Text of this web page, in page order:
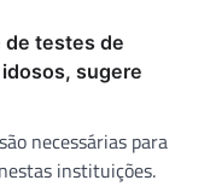
de testes de
sugere
necessárias para
instituições.